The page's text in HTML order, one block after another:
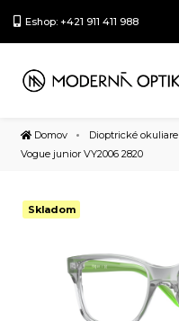
Eshop: +421 911 411 988
Domov Dioptrické okuliare
Vogue junior VY2006 2820
Skladom